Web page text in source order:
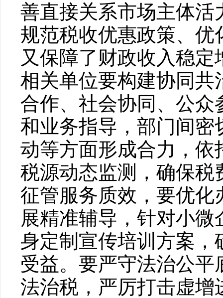
善直接关系市场主体
规范税收优惠政策、
又保障了财政收入稳定
相关单位要构建协同共
合作、社会协同、公众
和业务指导，部门间
动等方面形成合力，
税源动态监测，确保
征管服务质效，要优
展精准辅导，针对小
身定制宣传培训方案
受益。要严守法治公
法治税，严厉打击虚